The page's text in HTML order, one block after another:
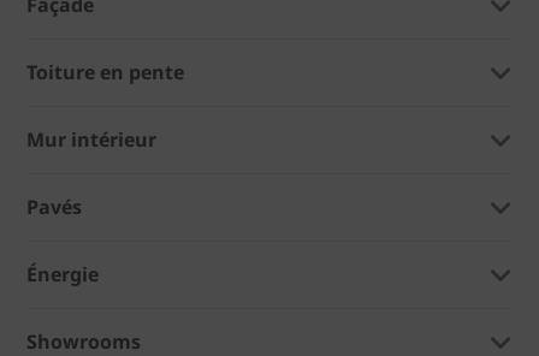
Toiture en pente
Mur intérieur
Pavés
Énergie
Showrooms